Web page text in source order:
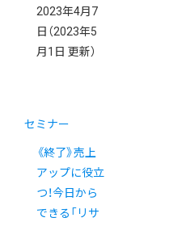
2023年4月7
日 （2023年5
月1日 更新）
セミナー
《終了》売上
アップに役立
つ！今日から
できる「リサ